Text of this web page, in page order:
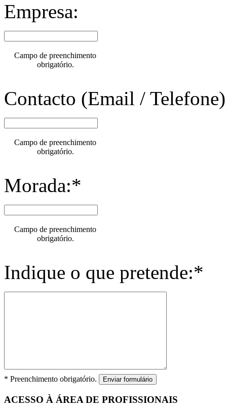
Empresa:
Campo de preenchimento
obrigatório.
Contacto (Email /
Campo de preenchimento
obrigatório.
Morada:*
Campo de preenchimento
obrigatório.
Indique o que pretende:*
* Preenchimento obrigatório. Enviar formulário
ACESSO À ÁREA DE PROFISSIONAIS